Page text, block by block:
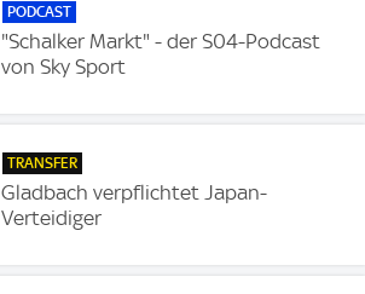
PODCAST
"Schalker Markt" - der S04-Podcast
von Sky Sport
TRANSFER
Gladbach verpflichtet Japan-
Verteidiger